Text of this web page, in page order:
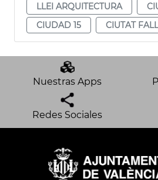
LLEI ARQUITECTURA
CIUDAD 15
CIUTAT
Nuestras Apps
Redes Sociales